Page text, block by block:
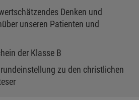
Denken und
unseren Patienten und
der Klasse B
zu den christlichen